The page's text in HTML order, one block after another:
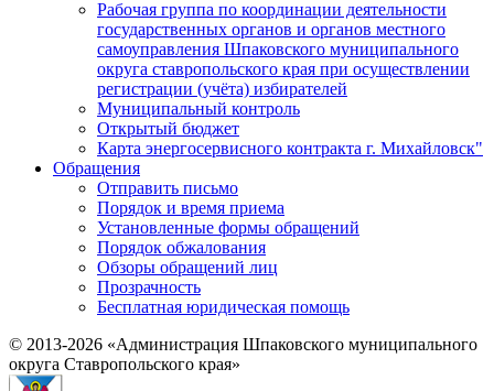
Рабочая группа по координации деятельности
государственных органов и органов местного
самоуправления Шпаковского муниципального
округа ставропольского края при осуществлении
регистрации (учёта) избирателей
Муниципальный контроль
Открытый бюджет
Карта энергосервисного контракта г. Михайловск"
Обращения
Отправить письмо
Порядок и время приема
Установленные формы обращений
Порядок обжалования
Обзоры обращений лиц
Прозрачность
Бесплатная юридическая помощь
© 2013-2026 «Администрация Шпаковского муниципального
округа Ставропольского края»